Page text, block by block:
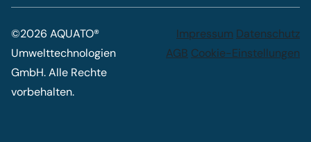
©2026 AQUATO®
Umwelttechnologien
GmbH. Alle Rechte
vorbehalten.
Impressum Datenschutz
AGB Cookie-Einstellungen